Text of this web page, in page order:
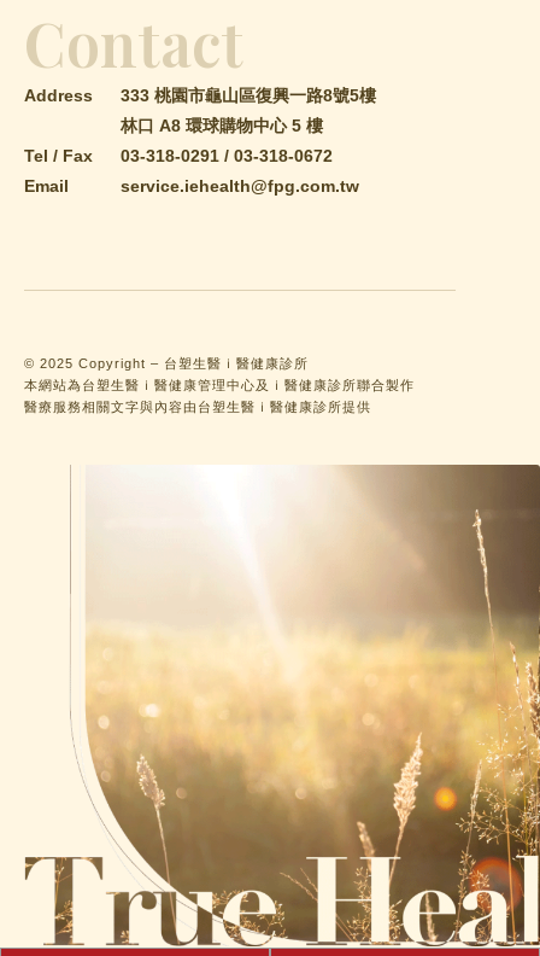
Contact
Address
333 桃園市龜山區復興一路8號5樓
林口 A8 環球購物中心 5 樓
Tel / Fax
03-318-0291 / 03-318-0672
Email
service.iehealth@fpg.com.tw
© 2025 Copyright – 台塑生醫ｉ醫健康診所
本網站為台塑生醫ｉ醫健康管理中心及ｉ醫健康診所聯合製作
醫療服務相關文字與內容由台塑生醫ｉ醫健康診所提供